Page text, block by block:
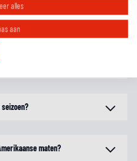
maten?
alles
aan